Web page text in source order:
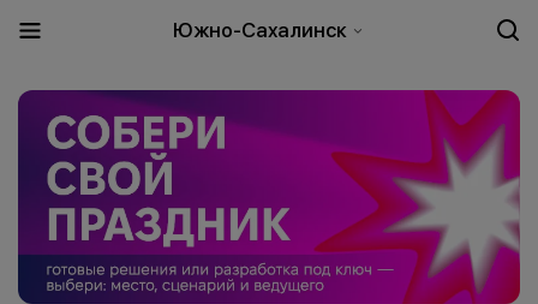
Южно-Сахалинск